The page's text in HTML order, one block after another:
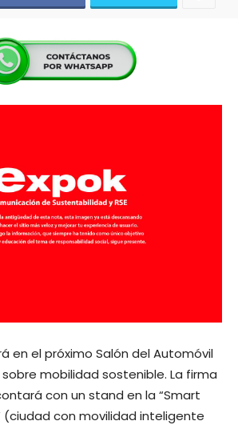
en el próximo Salón del Automóvil
sobre mobilidad sostenible. La firma
con un stand en la “Smart
(ciudad con movilidad inteligente